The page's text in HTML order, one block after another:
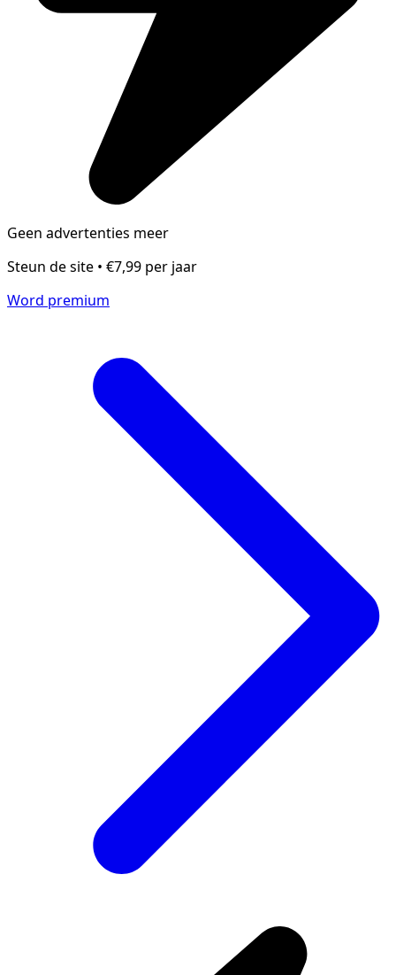
Geen advertenties meer
Steun de site • €7,99 per jaar
Word premium